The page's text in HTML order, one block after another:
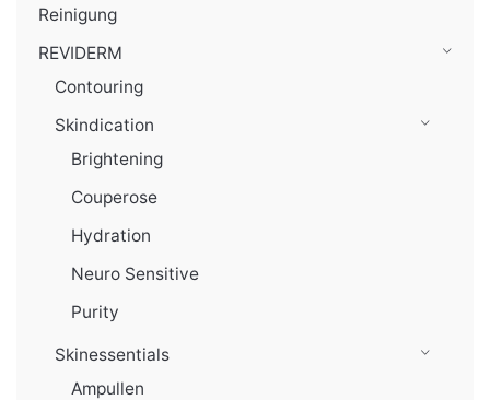
Reinigung
REVIDERM
Contouring
Skindication
Brightening
Couperose
Hydration
Neuro Sensitive
Purity
Skinessentials
Ampullen